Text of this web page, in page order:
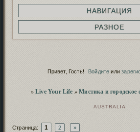
Переезд дополнений нановый
будет временно недоступен.
Работа дополнений
сломана...
Полезное о нейро-скриптах и
картами.
твой старый форум не пропал!
НАВИГАЦИЯ
РАЗНОЕ
Привет, Гость! Войдите или
»Live Your Life »Мистика и городское
AUSTRALIA
Страница: 1 2 »